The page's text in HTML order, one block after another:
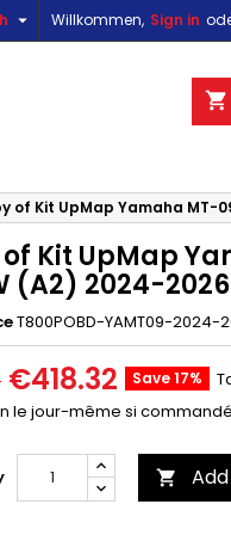
Willkommen, Sign in

shopping_cart
of Kit UpMap Yamaha MT-
Kit UpMap
(A2) 2024-2026
T800POBD-YAMT09-2024-
€418.32 Save 17%
le jour-même si
